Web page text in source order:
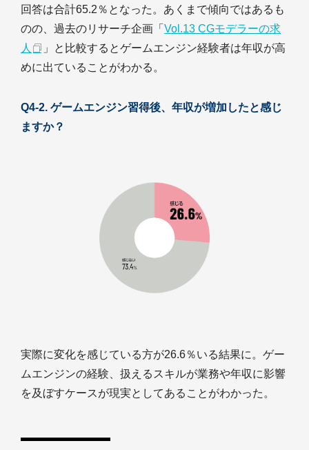
回答は合計65.2％となった。あくまで傾向ではあるも
のの、過去のリサーチ企画「 Vol.13 CGモデラーの求
人
」と比較するとゲームエンジン経験者は年収が高
めに出ていることがわかる。
Q4-2. ゲームエンジン習得後、年収が増加したと感じ
ますか？
実際に変化を感じている方が26.6％いる結果に。ゲー
ムエンジンの経験、扱えるスキルが業務や年収に影響
を及ぼすケースが現実としてあることがわかった。